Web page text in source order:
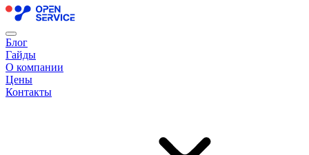
Блог
Гайды
О компании
Цены
Контакты